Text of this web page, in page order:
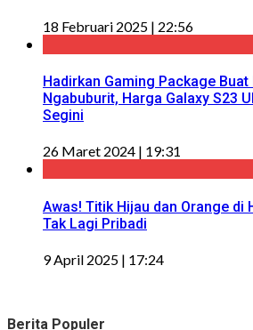
18 Februari 2025 | 22:56
Hadirkan Gaming Package Buat
Ngabuburit, Harga Galaxy S23
Segini
26 Maret 2024 | 19:31
Awas! Titik Hijau dan Orange di
Tak Lagi Pribadi
9 April 2025 | 17:24
Berita Populer